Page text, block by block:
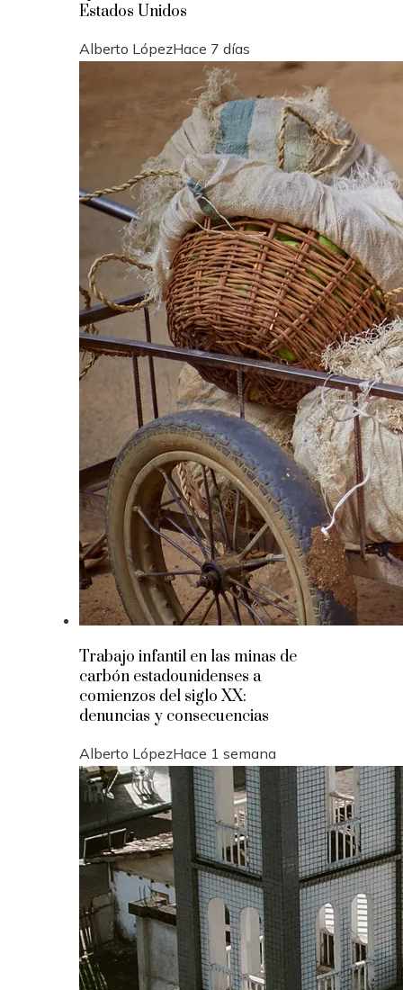
Estados Unidos
Alberto LópezHace 7 días
Trabajo infantil en las minas de
carbón estadounidenses a
comienzos del siglo XX:
denuncias y consecuencias
Alberto LópezHace 1 semana